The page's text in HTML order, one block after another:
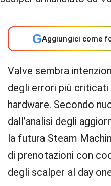
GAggiungici come
Valve sembra
degli errori più
hardware. Secondo
dall’analisi degli
la futura Steam
di prenotazioni con
degli scalper al day